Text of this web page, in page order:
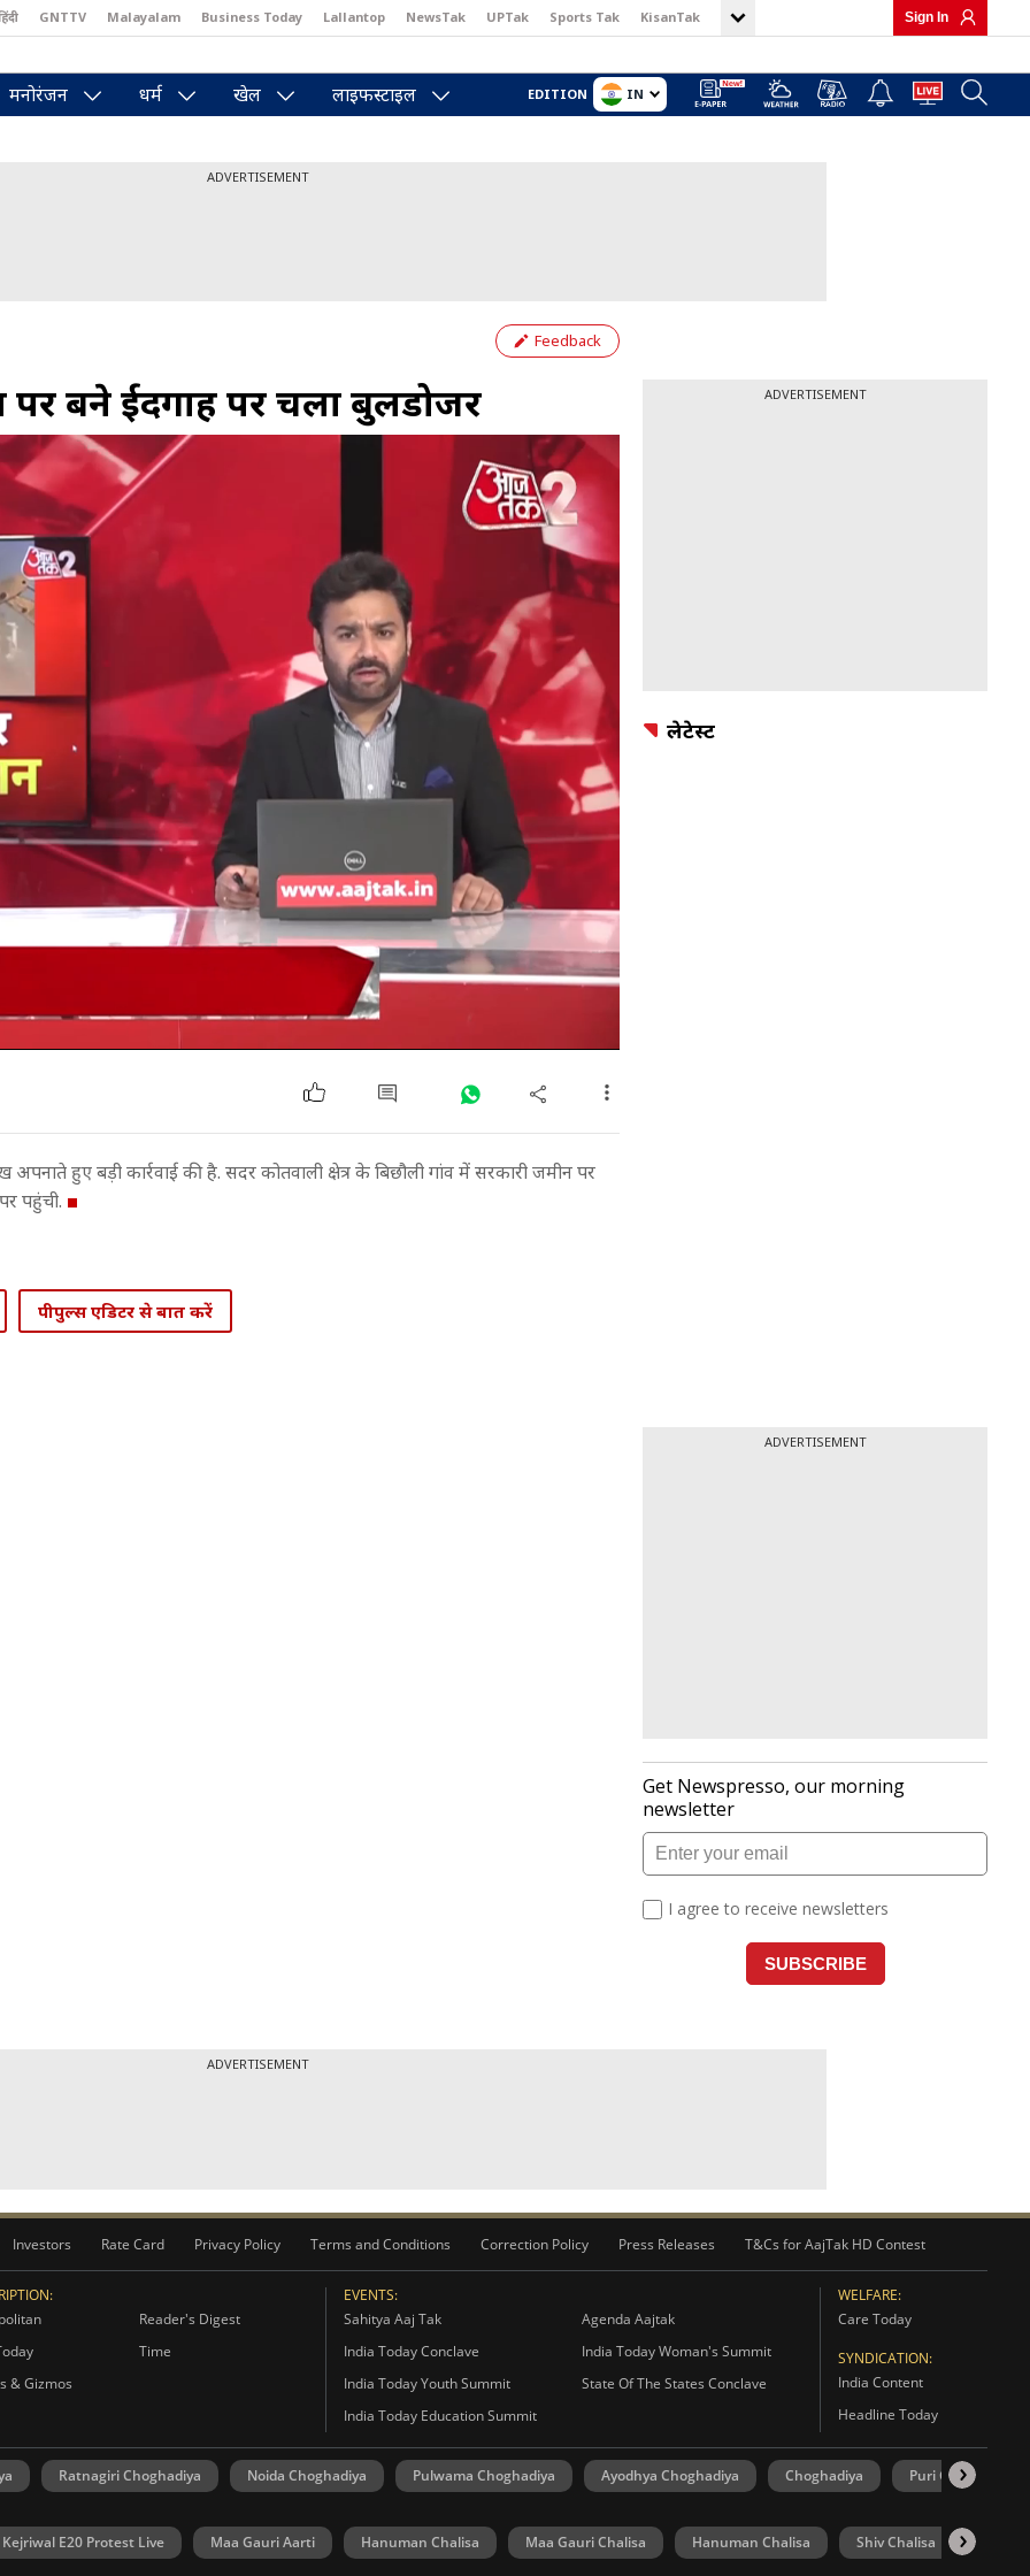
GNTTV Malayalam Business Today Lallantop NewsTak UPTak Sports Tak KisanTak Sign In
मनोरंजन धर्म खेल लाइफस्टाइल EDITION IN
ADVERTISEMENT
Feedback
बने ईदगाह पर चला बुलडोजर
हुए बड़ी कार्रवाई की है. सदर कोतवाली क्षेत्र के बिछौली गांव में सरकारी जमीन पर
पहुंची.
पीपुल्स एडिटर से बात करें
ADVERTISEMENT
लेटेस्ट
ADVERTISEMENT
ADVERTISEMENT
Investors Rate Card Privacy Policy Terms and Conditions Correction Policy Press Releases T&Cs for AajTak HD Contest
Reader's Digest
Time
& Gizmos
EVENTS:
Sahitya Aaj Tak
Agenda Aajtak
India Today Conclave
India Today Woman's Summit
India Today Youth Summit
State Of The States Conclave
India Today Education Summit
WELFARE:
Care Today
SYNDICATION:
India Content
Headline Today
Ratnagiri Choghadiya Noida Choghadiya Pulwama Choghadiya Ayodhya Choghadiya Choghadiya Puri Choghadiya
E20 Protest Live Maa Gauri Aarti Hanuman Chalisa Maa Gauri Chalisa Hanuman Chalisa Shiv Chalisa